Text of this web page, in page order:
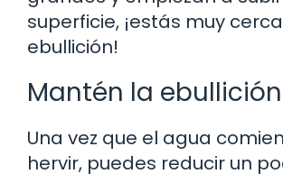
superficie, ¡estás muy
ebullición!
Mantén la ebullición
Una vez que el agua
hervir, puedes reducir un